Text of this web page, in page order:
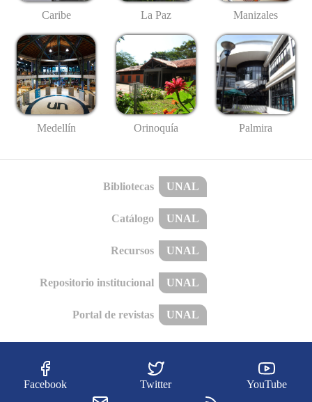
Caribe La Paz Manizales
Medellín Orinoquía Palmira
Bibliotecas UNAL
Catálogo UNAL
Recursos UNAL
Repositorio institucional UNAL
Portal de revistas UNAL
Facebook Twitter YouTube